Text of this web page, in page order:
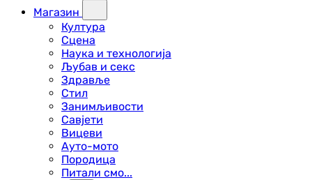
Магазин
Култура
Сцена
Наука и технологија
Љубав и секс
Здравље
Стил
Занимљивости
Савјети
Вицеви
Ауто-мото
Породица
Питали смо...